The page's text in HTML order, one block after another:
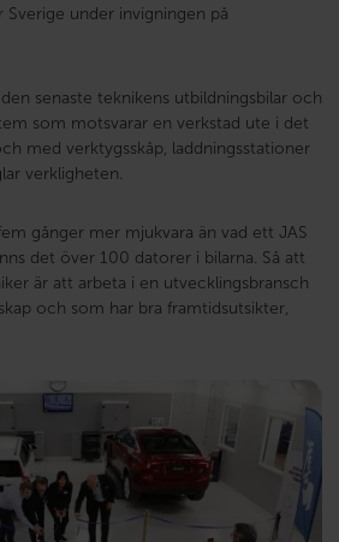
under invigningen på
senaste teknikens utbildningsbilar och
som motsvarar en verkstad ute i det
med verktygsskåp, laddningsstationer
verkligheten.
gånger mer mjukvara än vad ett JAS
det över 100 datorer i bilarna. Så att
är att arbeta i en utvecklingsbransch
och som har bra framtidsutsikter,